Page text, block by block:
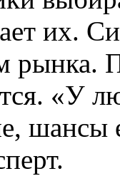
их.
рынка.
«У
шансы